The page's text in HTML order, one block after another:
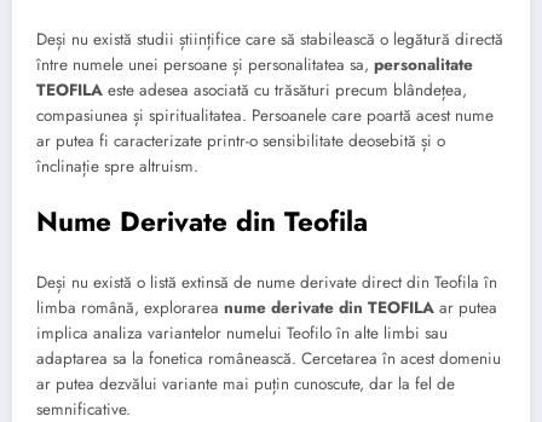
Deși nu există studii științifice care să stabilească o legătură directă
între numele unei persoane și personalitatea sa, personalitate
TEOFILA este adesea asociată cu trăsături precum blândețea,
compasiunea și spiritualitatea. Persoanele care poartă acest nume
ar putea fi caracterizate printr-o sensibilitate deosebită și o
înclinație spre altruism.
Nume Derivate din Teofila
Deși nu există o listă extinsă de nume derivate direct din Teofila în
limba română, explorarea nume derivate din TEOFILA ar putea
implica analiza variantelor numelui Teofilo în alte limbi sau
adaptarea sa la fonetica românească. Cercetarea în acest domeniu
ar putea dezvălui variante mai puțin cunoscute, dar la fel de
semnificative.